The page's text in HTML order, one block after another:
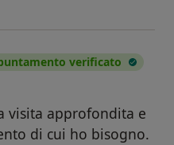
verificato
visita approfondita e
di cui ho bisogno.